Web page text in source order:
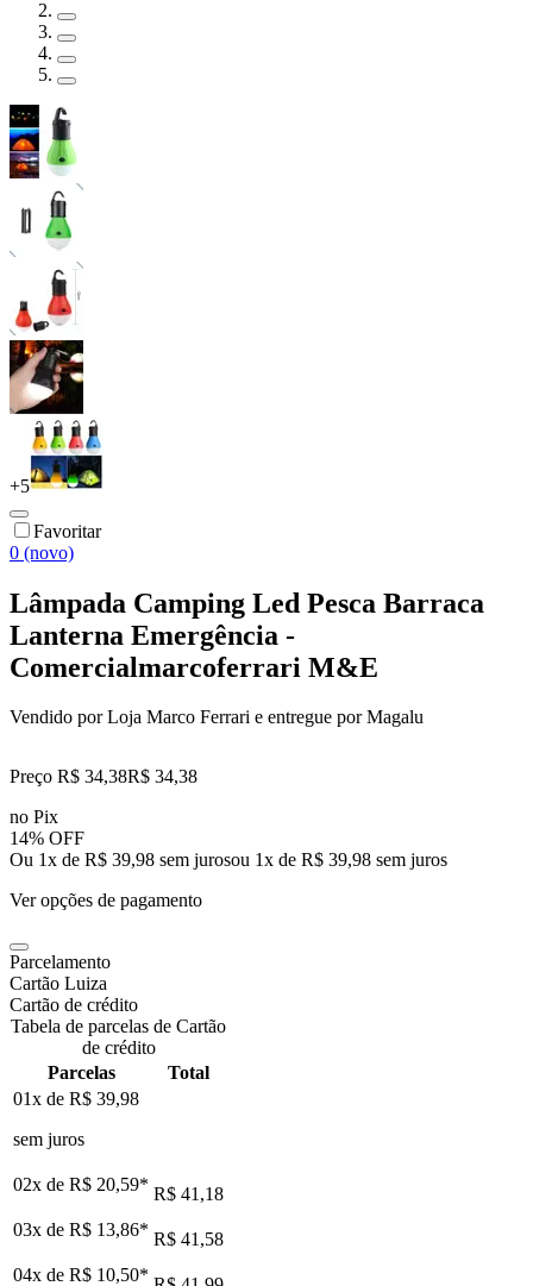
+5
Favoritar
0 (novo)
Lâmpada Camping Led Pesca Barraca
Lanterna Emergência -
Comercialmarcoferrari M&E
Vendido porLoja Marco Ferrari e entregue por Magalu
Preço R$ 34,38R$ 34,38
no Pix
14% OFF
Ou 1x de R$ 39,98 sem jurosou 1x de R$ 39,98 sem juros
Ver opções de pagamento
Parcelamento
Cartão Luiza
Cartão de crédito
Tabela de parcelas de Cartão
de crédito
Parcelas
Total
01x de R$ 39,98
sem juros
02x de R$ 20,59* R$ 41,18
03x de R$ 13,86* R$ 41,58
04x de R$ 10,50*